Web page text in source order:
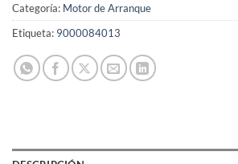
Categoría: Motor de Arranque
Etiqueta: 9000084013